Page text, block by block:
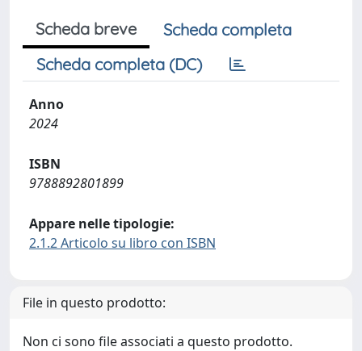
Scheda breve
Scheda completa
Scheda completa (DC)
Anno
2024
ISBN
9788892801899
Appare nelle tipologie:
2.1.2 Articolo su libro con ISBN
File in questo prodotto:
Non ci sono file associati a questo prodotto.